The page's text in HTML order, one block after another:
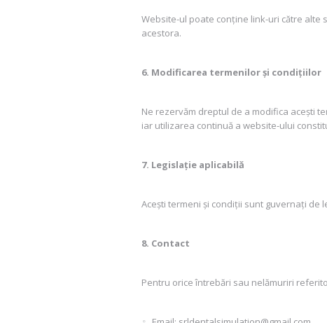
Website-ul poate conține link-uri către
acestora.
6. Modificarea termenilor și condițiilor
Ne rezervăm dreptul de a modifica acești
iar utilizarea continuă a website-ului
7. Legislație aplicabilă
Acești termeni și condiții sunt guvernați de
8. Contact
Pentru orice întrebări sau nelămuriri